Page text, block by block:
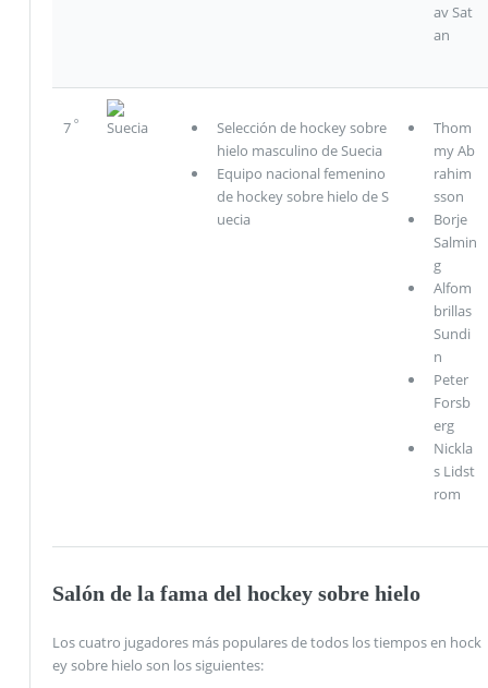
av Sat
an
7 º Suecia
Selección de hockey sobre
hielo masculino de Suecia
Equipo nacional femenino
de hockey sobre hielo de S
uecia
Thom
my Ab
rahim
sson
Borje
Salmin
g
Alfom
brillas
Sundi
n
Peter
Forsb
erg
Nickla
s Lidst
rom
Salón de la fama del hockey sobre hielo
Los cuatro jugadores más populares de todos los tiempos en hock
ey sobre hielo son los siguientes: